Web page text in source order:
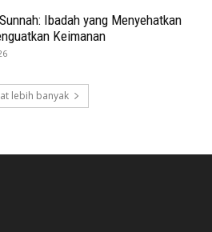
Ibadah yang Menyehatkan
Keimanan
lebih banyak